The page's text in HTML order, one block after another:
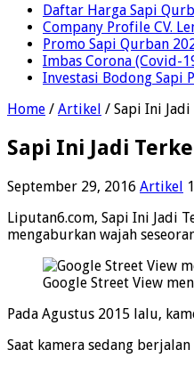
Daftar Harga Sapi
Company Profile CV.
Promo Sapi Qurban
Imbas Corona (Covid-
Investasi Bodong Sapi
Home / Artikel / Sapi Ini
Sapi Ini Jadi
September 29, 2016 Artikel
Liputan6.com, Sapi Ini Jadi
mengaburkan wajah
Google Street View
Pada Agustus 2015 lalu,
Saat kamera sedang